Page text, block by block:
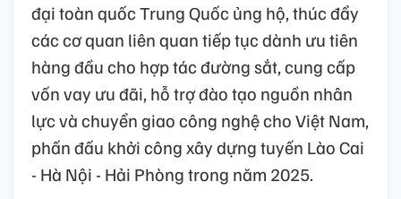
đại toàn quốc Trung Quốc ủng hộ, thúc đẩy
các cơ quan liên quan tiếp tục dành ưu tiên
hàng đầu cho hợp tác đường sắt, cung cấp
vốn vay ưu đãi, hỗ trợ đào tạo nguồn nhân
lực và chuyển giao công nghệ cho Việt Nam,
phấn đấu khởi công xây dựng tuyến Lào Cai
- Hà Nội - Hải Phòng trong năm 2025.